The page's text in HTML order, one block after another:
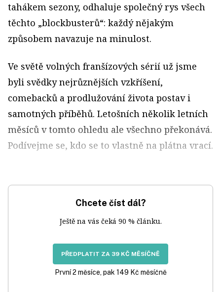
tahákem sezony, odhaluje společný rys všech
těchto „blockbusterů“: každý nějakým
způsobem navazuje na minulost.
Ve světě volných franšízových sérií už jsme
byli svědky nejrůznějších vzkříšení,
comebacků a prodlužování života postav i
samotných příběhů. Letošních několik letních
měsíců v tomto ohledu ale všechno překonává.
Podívejme se, kdo se to vlastně na plátna vrací.
Chcete číst dál?
Ještě na vás čeká 90 % článku.
PŘEDPLATIT ZA 39 KČ MĚSÍČNĚ
První 2 měsíce, pak 149 Kč měsíčně